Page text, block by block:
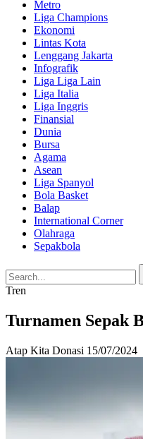
Metro
Liga Champions
Ekonomi
Lintas Kota
Lenggang Jakarta
Infografik
Liga Liga Lain
Liga Italia
Liga Inggris
Finansial
Dunia
Bursa
Agama
Asean
Liga Spanyol
Bola Basket
Balap
International Corner
Olahraga
Sepakbola
Search
for:
Tren
Turnamen Sepak
Atap Kita Donasi 15/07/2024